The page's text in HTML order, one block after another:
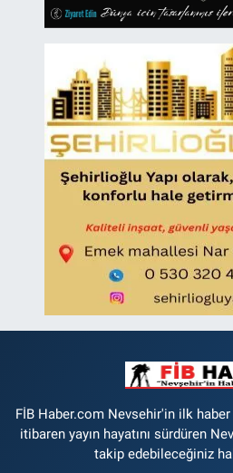
FİB Haber.com Nevsehir'in ilk
itibaren yayın hayatını sürdüren
takip edebileceğiniz